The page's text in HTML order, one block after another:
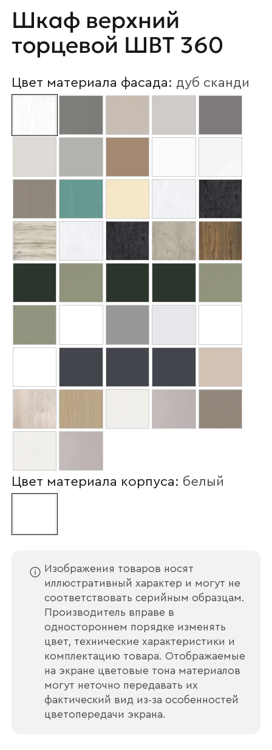
Шкаф верхний
торцевой ШВТ 360
Цвет материала фасада: дуб сканди
Цвет материала корпуса: белый
Изображения товаров носят
иллюстративный характер и могут не
соответствовать серийным образцам.
Производитель вправе в
одностороннем порядке изменять
цвет, технические характеристики и
комплектацию товара. Отображаемые
на экране цветовые тона материалов
могут неточно передавать их
фактический вид из‑за особенностей
цветопередачи экрана.
Ваше имя
Ваш email
Номер телефона